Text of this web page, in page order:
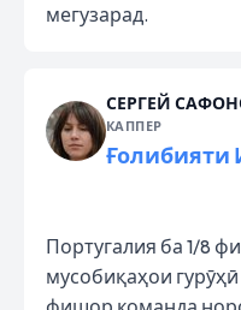
мегузарад.
СЕРГЕЙ
КАППЕР
Ғолибияти
Португалия ба 1/8
мусобиқаҳои